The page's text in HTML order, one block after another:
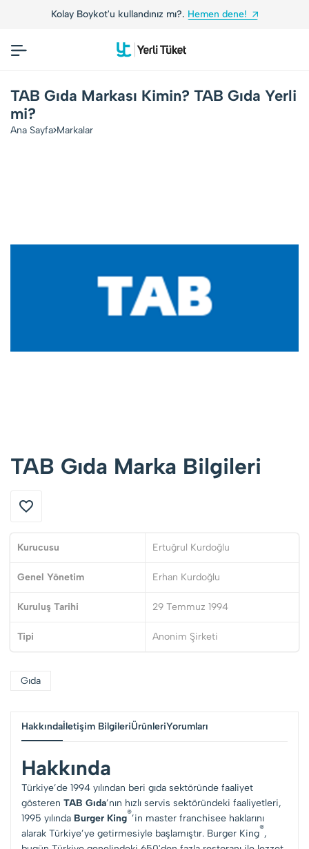
Boykot'u kullandınız mı?.Hemen dene!
TAB Gıda Markası Kimin? TAB Gıda Yerli
mi?
Ana Sayfa Markalar
TAB Gıda Marka Bilgileri
Kurucusu Ertuğrul Kurdoğlu
Genel Yönetim Erhan Kurdoğlu
Kuruluş Tarihi 29 Temmuz 1994
Tipi Anonim Şirketi
Gıda
Hakkındaİletişim BilgileriÜrünleriYorumları
Hakkında
Türkiye’de 1994 yılından beri gıda sektöründe faaliyet
gösteren TAB Gıda’nın hızlı servis sektöründeki faaliyetleri,
1995 yılında Burger King®’in master franchisee haklarını
alarak Türkiye’ye getirmesiyle başlamıştır. Burger King®,